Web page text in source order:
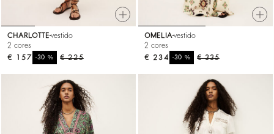
CHARLOTTE vestido
2 cores
€ 225
-30%
€ 157
OMELIA vestido
2 cores
€ 335
-30%
€ 234